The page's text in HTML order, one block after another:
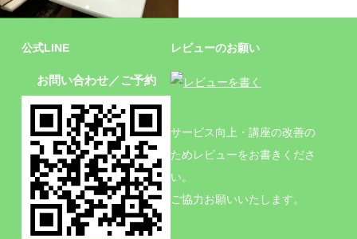
施設
公式LINE
お問い合わせ／ご予約
レビューのお願い
サービス向上・講座の改善の
ためレビューをお書きくださ
い。
ご協力お願いいたします。